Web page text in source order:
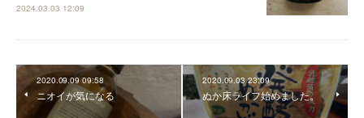
2024.03.03 12:09
2020.09.09 09:58
ニオイが気になる
2020.09.03 23:09
ぬか床ライフ始めました。